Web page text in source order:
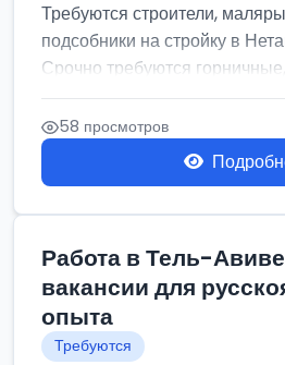
Требуются строители,
подсобники на стройку в
Срочно требуются горничные,
58 просмотров
Работа в Тель-
вакансии для
опыта
Требуются